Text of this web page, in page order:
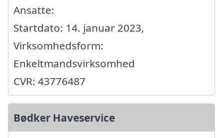
Ansatte:
Startdato: 14. januar 2023,
Virksomhedsform:
Enkeltmandsvirksomhed
CVR: 43776487
Bødker Haveservice